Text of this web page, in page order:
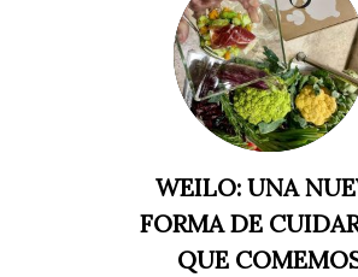
WEILO: UNA
FORMA DE
QUE